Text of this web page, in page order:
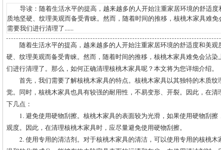
导读：随着生活水平的提高，越来越多的人开始注重家居环境的舒适度
质地坚硬、纹理美观而备受青睐。然而，随着时间的推移，核桃木家具难
需要我们进行清理了......
随着生活水平的提高，越来越多的人开始注重家居环境的舒适度和美
硬、纹理美观而备受青睐。然而，随着时间的推移，核桃木家具难免会沾
们进行清理了。那么，如何正确清理核桃木家具呢？本文将为您详细介绍。
首先，我们需要了解核桃木家具的特点。核桃木家具以其独特的木质
觉。同时，核桃木家具也具有较强的耐用性，不易变形、开裂。因此，在
下几点：
1. 避免使用硬物刮擦。核桃木家具的表面较为光滑，如果使用硬物刮
观度。因此，在清理核桃木家具时，应尽量避免使用硬物刮擦。
2. 使用专用的清洁剂。对于核桃木家具的清洁，可以使用专用的核桃